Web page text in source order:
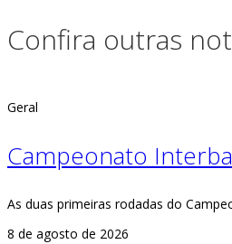
Confira outras
Geral
Campeonato
As duas primeiras rodadas do
8 de agosto de 2026